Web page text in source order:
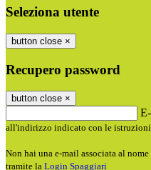
Seleziona utente
button close ×
Recupero password
button close ×
all'indirizzo indicato con le istruzioni
Non hai una e-mail associata al
tramite la Login Spaggiari